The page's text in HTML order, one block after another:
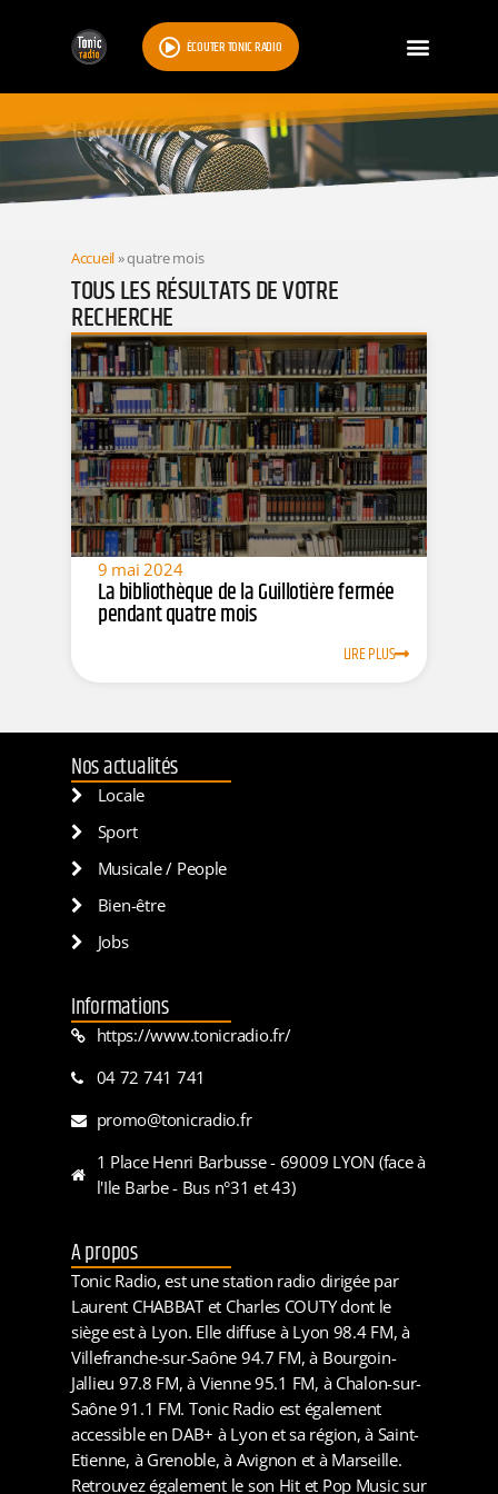
ÉCOUTER TONIC RADIO
RESULTATS
Accueil»quatre mois
TOUS LES RÉSULTATS DE VOTRE
RECHERCHE
9 mai 2024
La bibliothèque de la Guillotière fermée
pendant quatre mois
LIRE PLUS
Nos actualités
Locale
Sport
Musicale / People
Bien-être
Jobs
Informations
https://www.tonicradio.fr/
04 72 741 741
promo@tonicradio.fr
1 Place Henri Barbusse - 69009 LYON (face à
l'Ile Barbe - Bus n°31 et 43)
A propos
Tonic Radio, est une station radio dirigée par
Laurent CHABBAT et Charles COUTY dont le
siège est à Lyon. Elle diffuse à Lyon 98.4 FM, à
Villefranche-sur-Saône 94.7 FM, à Bourgoin-
Jallieu 97.8 FM, à Vienne 95.1 FM, à Chalon-sur-
Saône 91.1 FM. Tonic Radio est également
accessible en DAB+ à Lyon et sa région, à Saint-
Etienne, à Grenoble, à Avignon et à Marseille.
Retrouvez également le son Hit et Pop Music sur